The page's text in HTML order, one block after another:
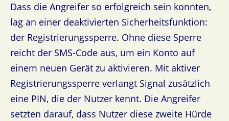
Dass die Angreifer so erfolgreich sein konnten,
lag an einer deaktivierten Sicherheitsfunktion:
der Registrierungssperre. Ohne diese Sperre
reicht der SMS-Code aus, um ein Konto auf
einem neuen Gerät zu aktivieren. Mit aktiver
Registrierungssperre verlangt Signal zusätzlich
eine PIN, die der Nutzer kennt. Die Angreifer
setzten darauf, dass Nutzer diese zweite Hürde